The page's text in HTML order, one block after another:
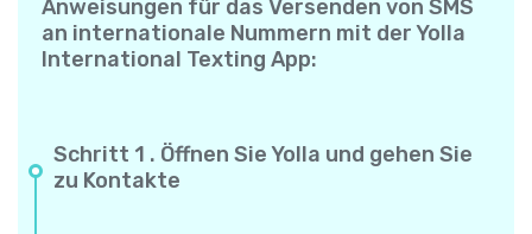
Anweisungen für das Versenden von SMS
an internationale Nummern mit der Yolla
International Texting App:
Schritt 1 . Öffnen Sie Yolla und gehen Sie
zu Kontakte